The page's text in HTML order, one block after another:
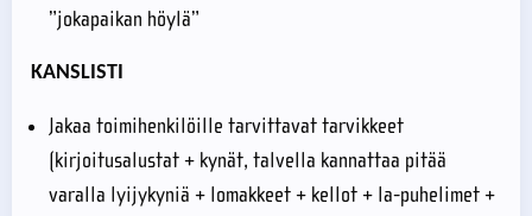
”jokapaikan höylä”
KANSLISTI
Jakaa toimihenkilöille tarvittavat tarvikkeet
(kirjoitusalustat + kynät, talvella kannattaa pitää
varalla lyijykyniä + lomakkeet + kellot + la-puhelimet +